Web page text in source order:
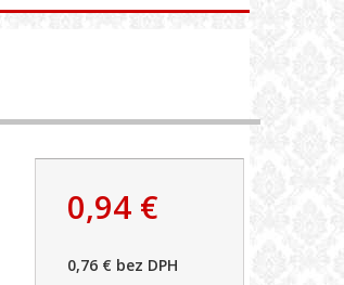
0,94 €
0,76 € bez DPH